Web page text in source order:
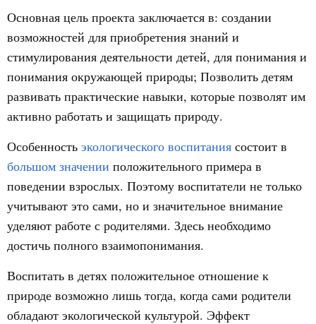
Основная цель проекта заключается в: создании
возможностей для приобретения знаний и
стимулирования деятельности детей, для понимания и
понимания окружающей природы; Позволить детям
развивать практические навыки, которые позволят им
активно работать и защищать природу.
Особенность экологического воспитания состоит в
большом значении положительного примера в
поведении взрослых. Поэтому воспитатели не только
учитывают это сами, но и значительное внимание
уделяют работе с родителями. Здесь необходимо
достичь полного взаимопонимания.
Воспитать в детях положительное отношение к
природе возможно лишь тогда, когда сами родители
обладают экологической культурой. Эффект